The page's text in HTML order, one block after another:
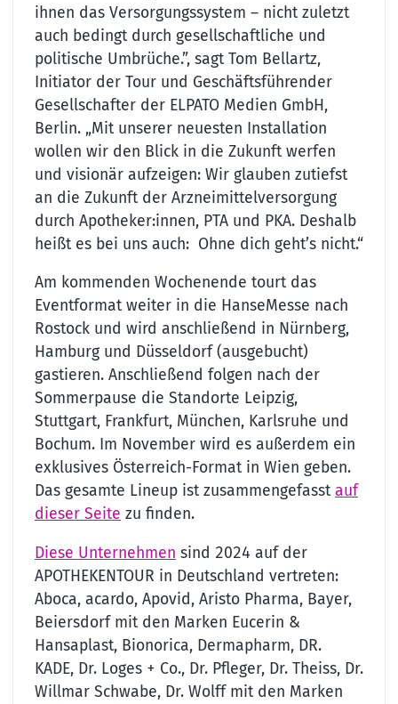
ihnen das Versorgungssystem – nicht zuletzt
auch bedingt durch gesellschaftliche und
politische Umbrüche.”, sagt Tom Bellartz,
Initiator der Tour und Geschäftsführender
Gesellschafter der ELPATO Medien GmbH,
Berlin. „Mit unserer neuesten Installation
wollen wir den Blick in die Zukunft werfen
und visionär aufzeigen: Wir glauben zutiefst
an die Zukunft der Arzneimittelversorgung
durch Apotheker:innen, PTA und PKA. Deshalb
heißt es bei uns auch: Ohne dich geht’s nicht.“
Am kommenden Wochenende tourt das
Eventformat weiter in die HanseMesse nach
Rostock und wird anschließend in Nürnberg,
Hamburg und Düsseldorf (ausgebucht)
gastieren. Anschließend folgen nach der
Sommerpause die Standorte Leipzig,
Stuttgart, Frankfurt, München, Karlsruhe und
Bochum. Im November wird es außerdem ein
exklusives Österreich-Format in Wien geben.
Das gesamte Lineup ist zusammengefasstauf
dieser Seite zu finden.
Diese Unternehmen sind 2024 auf der
APOTHEKENTOUR in Deutschland vertreten:
Aboca, acardo, Apovid, Aristo Pharma, Bayer,
Beiersdorf mit den Marken Eucerin &
Hansaplast, Bionorica, Dermapharm, DR.
KADE, Dr. Loges + Co., Dr. Pfleger, Dr. Theiss, Dr.
Willmar Schwabe, Dr. Wolff mit den Marken